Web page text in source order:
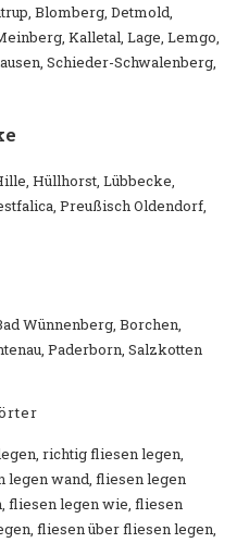
Blomberg, Detmold,
Kalletal, Lage, Lemgo,
Schieder-Schwalenberg,
Hüllhorst, Lübbecke,
Preußisch Oldendorf,
Wünnenberg, Borchen,
Paderborn, Salzkotten
richtig fliesen legen,
legen wand, fliesen legen
fliesen legen wie, fliesen
fliesen über fliesen legen,